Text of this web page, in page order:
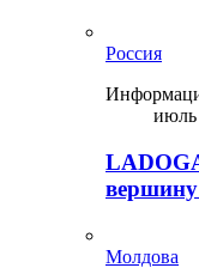
Россия
июль
Молдова